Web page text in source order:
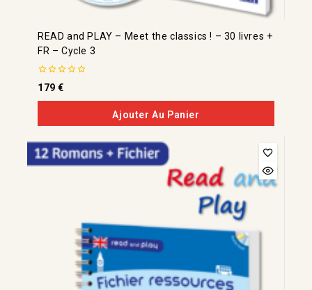
READ and PLAY – Meet the classics ! – 30 livres +
FR – Cycle 3
0
de
5
179€
Ajouter Au Panier